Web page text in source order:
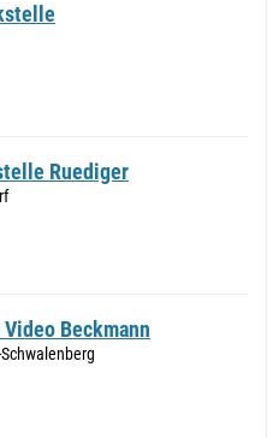
Ruediger
Beckmann